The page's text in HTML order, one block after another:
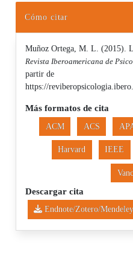
Cómo citar
Muñoz Ortega, M. L. (2015).
Revista Iberoamericana de
partir de
https://
Más formatos de cita
ACM ACS
Harvard IEEE
Descargar cita
Endnote/Zotero/